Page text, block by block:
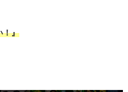
！』